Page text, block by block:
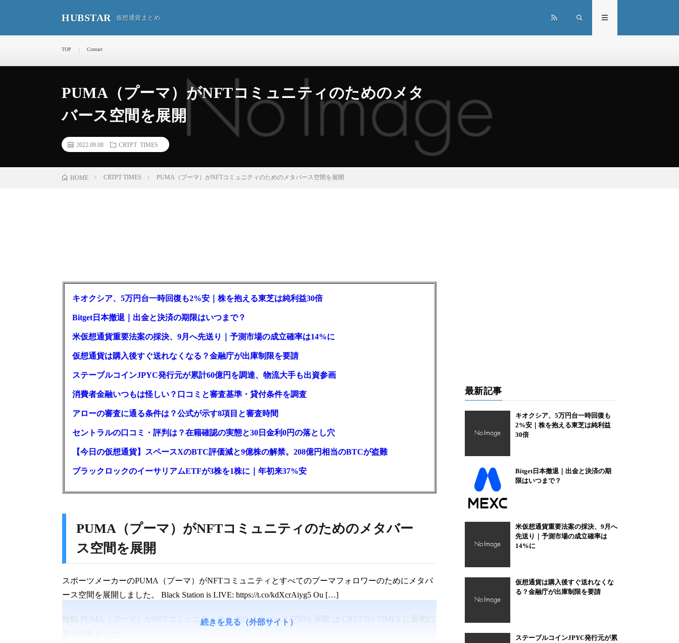
HUBSTAR 仮想通貨まとめ
TOP Contact
PUMA（プーマ）がNFTコミュニティのためのメタ
バース空間を展開
2022.09.08 CRTPT TIMES
HOME CRTPT TIMES PUMA（プーマ）がNFTコミュニティのためのメタバース空間を展開
キオクシア、5万円台一時回復も2%安｜株を抱える東芝は純利益30倍
Bitget日本撤退｜出金と決済の期限はいつまで？
米仮想通貨重要法案の採決、9月へ先送り｜予測市場の成立確率は14%に
仮想通貨は購入後すぐ送れなくなる？金融庁が出庫制限を要請
ステーブルコインJPYC発行元が累計60億円を調達、物流大手も出資参画
消費者金融いつもは怪しい？口コミと審査基準・貸付条件を調査
アローの審査に通る条件は？公式が示す8項目と審査時間
セントラルの口コミ・評判は？在籍確認の実態と30日金利0円の落とし穴
【今日の仮想通貨】スペースXのBTC評価減と9億株の解禁。208億円相当のBTCが盗難
ブラックロックのイーサリアムETFが3株を1株に｜年初来37%安
PUMA（プーマ）がNFTコミュニティのためのメタバー
ス空間を展開
スポーツメーカーのPUMA（プーマ）がNFTコミュニティとすべてのプーマフォロワーのためにメタバ
ース空間を展開しました。 Black Station is LIVE: https://t.co/kdXcrAiyg5 Ou […]
投稿 PUMA（プーマ）がNFTコミュニティのためのメタバース空間を展開 CRYPTO TIMES
に最初に
続きを見る（外部サイト）
最新記事
キオクシア、5万円台一時回復も
2%安｜株を抱える東芝は純利益
30倍
Bitget日本撤退｜出金と決済の期
限はいつまで？
米仮想通貨重要法案の採決、9月へ
先送り｜予測市場の成立確率は
14%に
仮想通貨は購入後すぐ送れなくな
る？金融庁が出庫制限を要請
ステーブルコインJPYC発行元が累